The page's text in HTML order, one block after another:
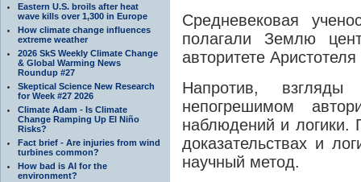
Eastern U.S. broils after heat
wave kills over 1,300 in Europe
How climate change influences
extreme weather
2026 SkS Weekly Climate Change
& Global Warming News
Roundup #27
Skeptical Science New Research
for Week #27 2026
Climate Adam - Is Climate
Change Ramping Up El Niño
Risks?
Fact brief - Are injuries from wind
turbines common?
How bad is AI for the
environment?
Средневековая
полагали Землю
авторитете
Напротив,
непогрешимом
наблюдений и логики.
доказательствах и
научный метод.